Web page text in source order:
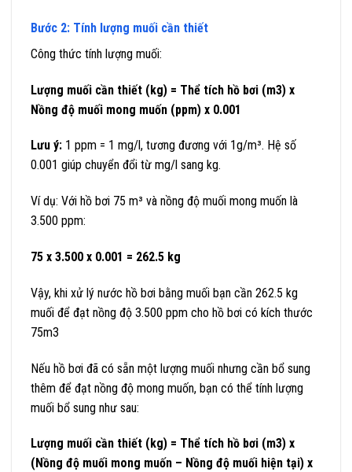
Bước 2: Tính lượng muối cần thiết
Công thức tính lượng muối:
Lượng muối cần thiết (kg) = Thể tích hồ bơi (m3) x
Nồng độ muối mong muốn (ppm) x 0.001
Lưu ý: 1 ppm = 1 mg/l, tương đương với 1g/m³. Hệ số
0.001 giúp chuyển đổi từ mg/l sang kg.
Ví dụ: Với hồ bơi 75 m³ và nồng độ muối mong muốn là
3.500 ppm:
75 x 3.500 x 0.001 = 262.5 kg
Vậy, khi xử lý nước hồ bơi bằng muối bạn cần 262.5 kg
muối để đạt nồng độ 3.500 ppm cho hồ bơi có kích thước
75m3
Nếu hồ bơi đã có sẵn một lượng muối nhưng cần bổ sung
thêm để đạt nồng độ mong muốn, bạn có thể tính lượng
muối bổ sung như sau:
Lượng muối cần thiết (kg) = Thể tích hồ bơi (m3) x
(Nồng độ muối mong muốn – Nồng độ muối hiện tại) x